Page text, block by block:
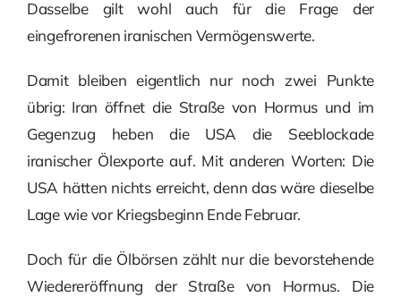
Dasselbe gilt wohl auch für die Frage der
eingefrorenen iranischen Vermögenswerte.
Damit bleiben eigentlich nur noch zwei Punkte
übrig: Iran öffnet die Straße von Hormus und im
Gegenzug heben die USA die Seeblockade
iranischer Ölexporte auf. Mit anderen Worten: Die
USA hätten nichts erreicht, denn das wäre dieselbe
Lage wie vor Kriegsbeginn Ende Februar.
Doch für die Ölbörsen zählt nur die bevorstehende
Wiedereröffnung der Straße von Hormus. Die